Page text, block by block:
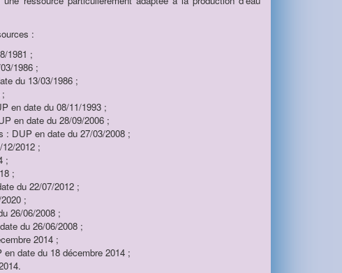
:
1981 ;
1986 ;
du 13/03/1986 ;
en date du 08/11/1993 ;
en date du 28/09/2006 ;
: DUP en date du 27/03/2008 ;
2012 ;
;
;
du 22/07/2012 ;
;
26/06/2008 ;
du 26/06/2008 ;
2014 ;
date du 18 décembre 2014 ;